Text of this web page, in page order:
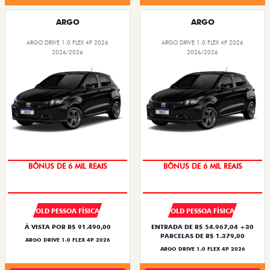
ARGO
ARGO DRIVE 1.0 FLEX 4P 2026
2026/2026
BÔNUS DE 6 MIL REAIS
OLD PESSOA FÍSICA
À VISTA POR R$ 91.490,00
ARGO DRIVE 1.0 FLEX 4P 2026
ARGO
ARGO DRIVE 1.0 FLEX 4P 2026
2026/2026
BÔNUS DE 6 MIL REAIS
OLD PESSOA FÍSICA
ENTRADA DE R$ 54.967,04 +30
PARCELAS DE R$ 1.379,00
ARGO DRIVE 1.0 FLEX 4P 2026